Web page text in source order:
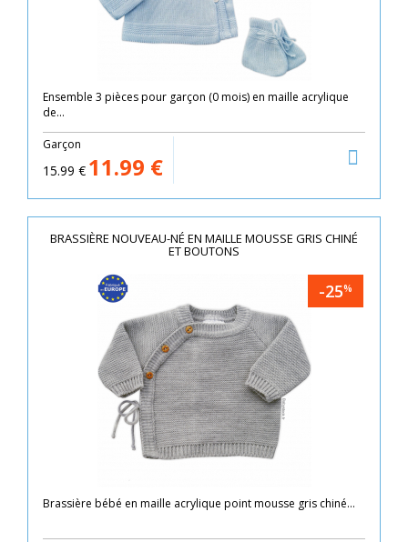
Ensemble 3 pièces pour garçon (0 mois) en maille acrylique
de...
Garçon
15.99 € 11.99 €
BRASSIÈRE NOUVEAU-NÉ EN MAILLE MOUSSE GRIS CHINÉ
ET BOUTONS
-25%
Brassière bébé en maille acrylique point mousse gris chiné...